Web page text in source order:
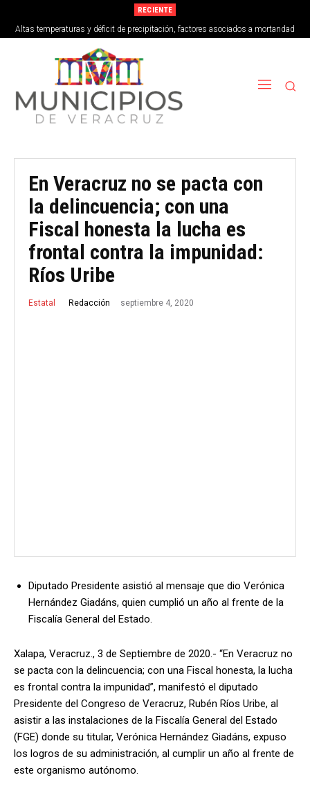
RECIENTE
Altas temperaturas y déficit de precipitación, factores asociados a mortandad
de peces en Vega de Alatorre
En Veracruz no se pacta con
la delincuencia; con una
Fiscal honesta la lucha es
frontal contra la impunidad:
Ríos Uribe
Estatal Redacción septiembre 4, 2020
Diputado Presidente asistió al mensaje que dio Verónica
Hernández Giadáns, quien cumplió un año al frente de la
Fiscalía General del Estado.
Xalapa, Veracruz., 3 de Septiembre de 2020.- “En Veracruz no
se pacta con la delincuencia; con una Fiscal honesta, la lucha
es frontal contra la impunidad”, manifestó el diputado
Presidente del Congreso de Veracruz, Rubén Ríos Uribe, al
asistir a las instalaciones de la Fiscalía General del Estado
(FGE) donde su titular, Verónica Hernández Giadáns, expuso
los logros de su administración, al cumplir un año al frente de
este organismo autónomo.